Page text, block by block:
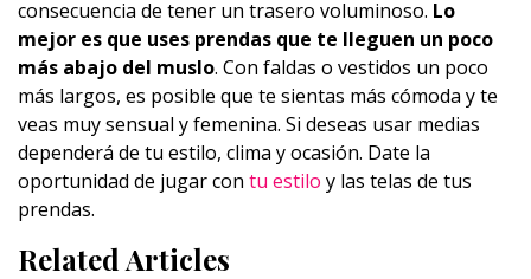
consecuencia de tener un trasero voluminoso. Lo
mejor es que uses prendas que te lleguen un poco
más abajo del muslo. Con faldas o vestidos un poco
más largos, es posible que te sientas más cómoda y te
veas muy sensual y femenina. Si deseas usar medias
dependerá de tu estilo, clima y ocasión. Date la
oportunidad de jugar con tu estilo y las telas de tus
prendas.
Related Articles